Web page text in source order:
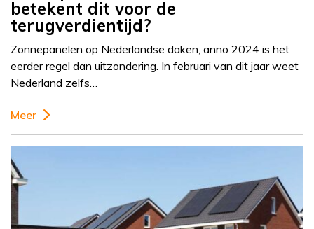
betekent dit voor de
terugverdientijd?
Zonnepanelen op Nederlandse daken, anno 2024 is het
eerder regel dan uitzondering. In februari van dit jaar weet
Nederland zelfs…
Meer